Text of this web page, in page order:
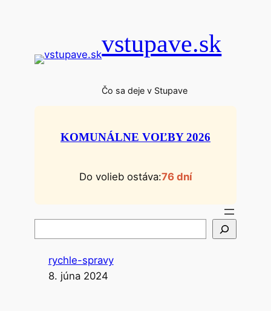
vstupave.sk
Čo sa deje v Stupave
KOMUNÁLNE VOĽBY 2026
Do volieb ostáva:76 dní
ľ
rychle-spravy
8. júna 2024